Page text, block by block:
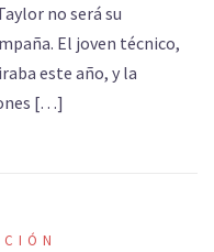
no será su
El joven técnico,
este año, y la
[…]